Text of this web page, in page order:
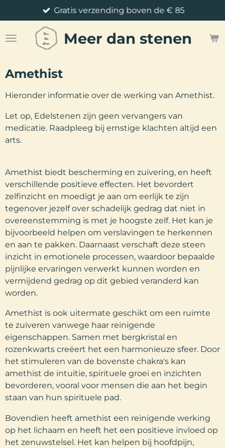
direct
naar
Meer dan stenen
Gratis verzending boven de € 85
Amethist
Hieronder informatie over de werking van Amethist.
Let op, Edelstenen zijn geen vervangers van
medicatie. Raadpleeg bij ernstige klachten altijd een
arts.
Amethist biedt bescherming en zuivering, en heeft
verschillende positieve effecten. Het bevordert
zelfinzicht en moedigt je aan om eerlijk te zijn
tegenover jezelf over schadelijk gedrag dat niet in
overeenstemming is met je hoogste zelf. Het kan je
bijvoorbeeld helpen om verslavingen te herkennen
en aan te pakken. Daarnaast verschaft deze steen
inzicht in emotionele processen, waardoor bepaalde
pijnlijke ervaringen verwerkt kunnen worden en
vermijdend gedrag op dit gebied veranderd kan
worden.
Amethist is ook uitermate geschikt om een ruimte
te zuiveren vanwege haar reinigende
eigenschappen. Samen met bergkristal en
rozenkwarts creëert het een harmonieuze sfeer. Door
het stimuleren van de bovenste chakra's kan
amethist de intuïtie, spirituele groei en inzichten
bevorderen, vooral voor mensen die aan het begin
staan van hun spirituele pad.
Bovendien heeft amethist een reinigende werking
op het lichaam en heeft het een positieve invloed op
het zenuwstelsel. Het kan helpen bij hoofdpijn,